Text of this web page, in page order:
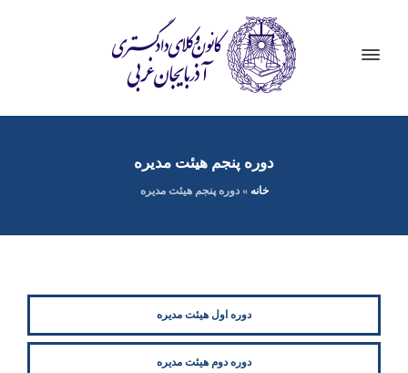
دوره پنجم هیئت مدیره
خانه »دوره پنجم هیئت مدیره
دوره اول هیئت مدیره
دوره دوم هیئت مدیره